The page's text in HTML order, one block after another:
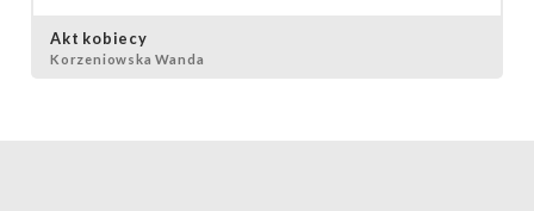
Akt kobiecy
Korzeniowska Wanda